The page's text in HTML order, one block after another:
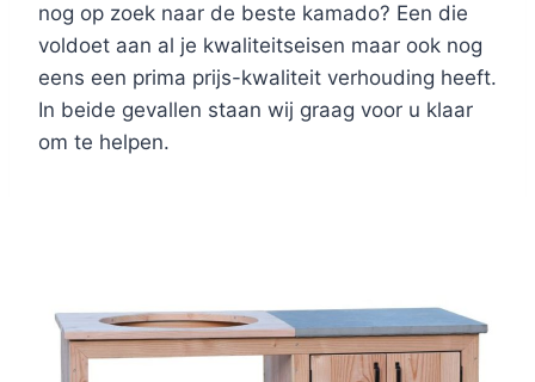
nog op zoek naar de beste kamado? Een die
voldoet aan al je kwaliteitseisen maar ook nog
eens een prima prijs-kwaliteit verhouding heeft.
In beide gevallen staan wij graag voor u klaar
om te helpen.